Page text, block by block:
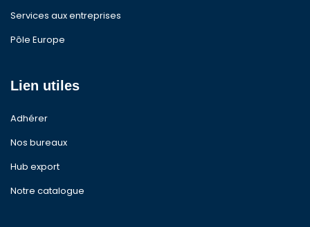
Services aux entreprises
Pôle Europe
Lien utiles
Adhérer
Nos bureaux
Hub export
Notre catalogue